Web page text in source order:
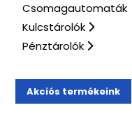
Csomagautomaták
Kulcstárolók
Pénztárolók
Akciós termékeink